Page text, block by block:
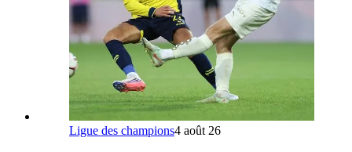
Ligue des champions4 août 26